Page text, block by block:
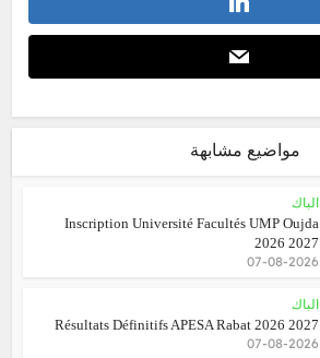
مواضيع مشابهة
الباك
Inscription Université Facultés UMP Oujda
2026 2027
07-08-2026
الباك
Résultats Définitifs APESA Rabat 2026 2027
07-08-2026